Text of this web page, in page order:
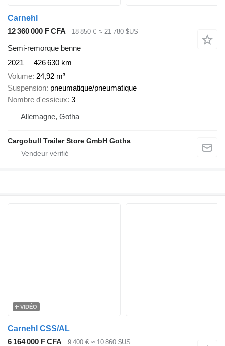
Carnehl
12 360 000 F CFA
18 850 € ≈ 21 780 $US
Semi-remorque benne
2021
426 630 km
Volume 24,92 m³
Suspension pneumatique/pneumatique
Nombre d'essieux 3
Allemagne, Gotha
Cargobull Trailer Store GmbH Gotha
VIDÉO
Carnehl CSS/AL
6 164 000 F CFA
9 400 € ≈ 10 860 $US